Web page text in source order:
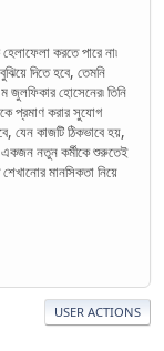
করতে পারে না৷
দিতে হবে, তেমনি
হোসেনের৷ তিনি
প্রমাণ করার সুযোগ
যেন কাজটি ঠিকভাবে হয়,
একজন নতুন কর্মীকে শুরুতেই
মানসিকতা নিয়ে
USER ACTIONS